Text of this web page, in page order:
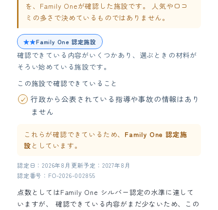
を、Family Oneが確認した施設です。 人気や口コ
ミの多さで決めているものではありません。
★★Family One 認定施設
確認できている内容がいくつかあり、選ぶときの材料が
そろい始めている施設です。
この施設で確認できていること
行政から公表されている指導や事故の情報はあり
ません
これらが確認できているため、 Family One 認定施
設 としています。
認定日：2026年8月 更新予定：2027年8月
認定番号：FO-2026-002855
点数としてはFamily One シルバー認定の水準に達して
いますが、 確認できている内容がまだ少ないため、この